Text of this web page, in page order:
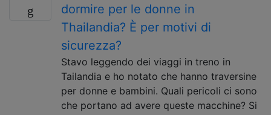
dormire per le donne in
Thailandia? È per motivi di
sicurezza?
Stavo leggendo dei viaggi in treno in
Tailandia e ho notato che hanno traversine
per donne e bambini. Quali pericoli ci sono
che portano ad avere queste macchine? Si